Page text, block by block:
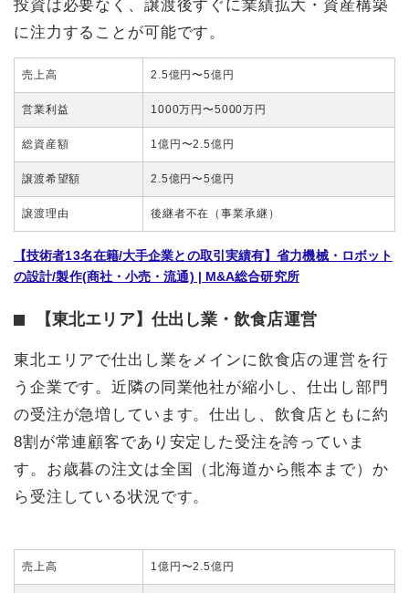
投資は必要なく、譲渡後すぐに業績拡大・資産構築
に注力することが可能です。
売上高 2.5億円〜5億円
営業利益 1000万円〜5000万円
総資産額 1億円〜2.5億円
譲渡希望額 2.5億円〜5億円
譲渡理由 後継者不在（事業承継）
【技術者13名在籍/大手企業との取引実績有】省力機械・ロボット
の設計/製作(商社・小売・流通) | M&A総合研究所
【東北エリア】仕出し業・飲食店運営
東北エリアで仕出し業をメインに飲食店の運営を行
う企業です。近隣の同業他社が縮小し、仕出し部門
の受注が急増しています。仕出し、飲食店ともに約
8割が常連顧客であり安定した受注を誇っていま
す。お歳暮の注文は全国（北海道から熊本まで）か
ら受注している状況です。
売上高 1億円〜2.5億円